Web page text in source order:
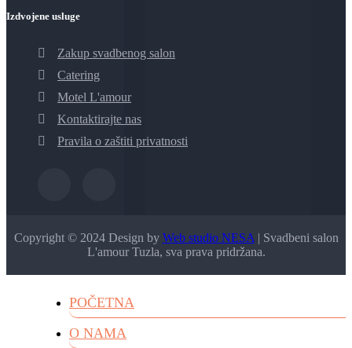
Izdvojene usluge
Zakup svadbenog salon
Catering
Motel L'amour
Kontaktirajte nas
Pravila o zaštiti privatnosti
Copyright © 2024 Design by Web studio NESA | Svadbeni salon
L'amour Tuzla, sva prava pridržana.
POČETNA
O NAMA